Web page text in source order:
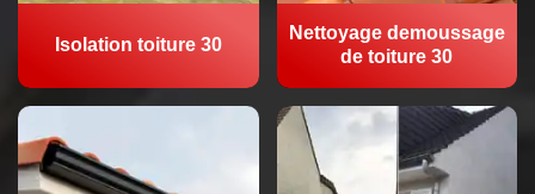
Isolation toiture 30
Nettoyage demoussage
de toiture 30